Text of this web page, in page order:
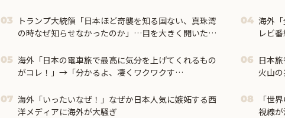
03
トランプ大統領「日本ほど奇襲を知る国ない、真珠湾
の時なぜ知らせなかったのか」…目を大きく開いた高
04 海外
レビ
05 海外「日本の電車旅で最高に気分を上げてくれるもの
がコレ！」→「分かるよ、凄くワクワクす
06
日本
火山
07 海外「いったいなぜ！」なぜか日本人気に嫉妬する西
洋メディアに海外が大騒ぎ
08
「世
視線